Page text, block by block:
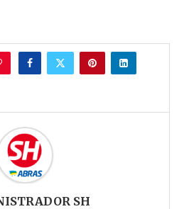
SH